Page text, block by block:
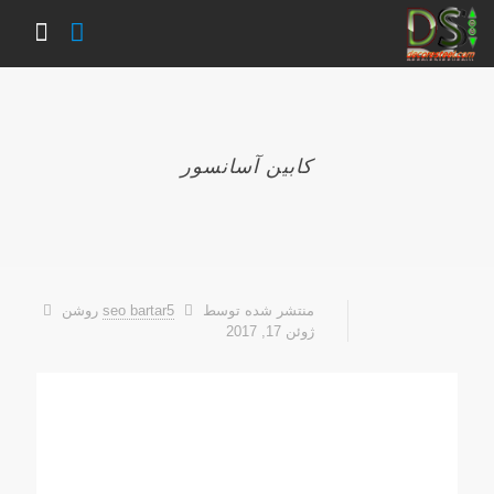
کابین آسانسور
منتشر شده توسط seo bartar5 روشن
ژوئن 17, 2017